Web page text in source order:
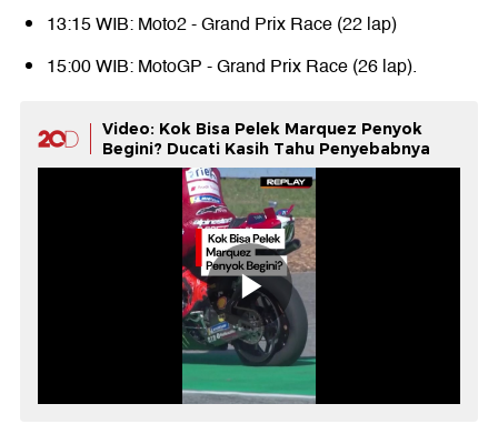
13:15 WIB: Moto2 - Grand Prix Race (22 lap)
15:00 WIB: MotoGP - Grand Prix Race (26 lap).
Video: Kok Bisa Pelek Marquez Penyok
Begini? Ducati Kasih Tahu Penyebabnya